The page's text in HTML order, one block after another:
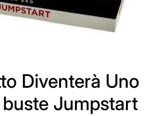
Diventerà Uno
buste Jumpstart